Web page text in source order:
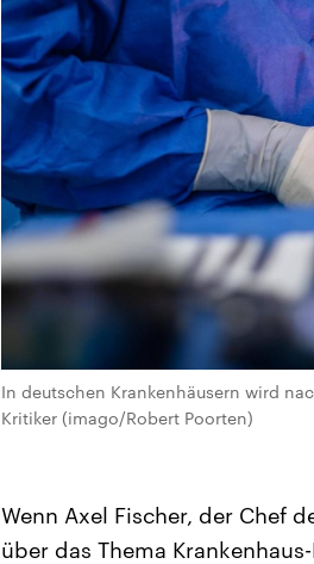
In deutschen Krankenhäusern wird
Kritiker (imago/Robert Poorten)
Wenn Axel Fischer, der Chef
über das Thema